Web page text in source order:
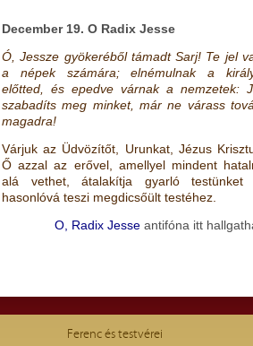
December 19. O Radix Jesse
Ó, Jessze gyökeréből támadt Sarj! Te jel
a népek számára; elnémulnak a
előtted, és epedve várnak a nemzetek:
szabadíts meg minket, már ne várass
magadra!
Várjuk az Üdvözítőt, Urunkat, Jézus
Ő azzal az erővel, amellyel mindent
alá vethet, átalakítja gyarló testünket
hasonlóvá teszi megdicsőült testéhez.
O, Radix Jesse antifóna itt
Ferenc és testvérei